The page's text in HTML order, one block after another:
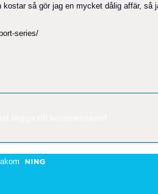
så gör jag en mycket dålig affär, så
series/